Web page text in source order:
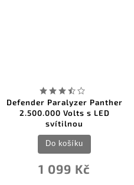
Defender Paralyzer Panther
2.500.000 Volts s LED
svítilnou
1 099 Kč
Do košíku